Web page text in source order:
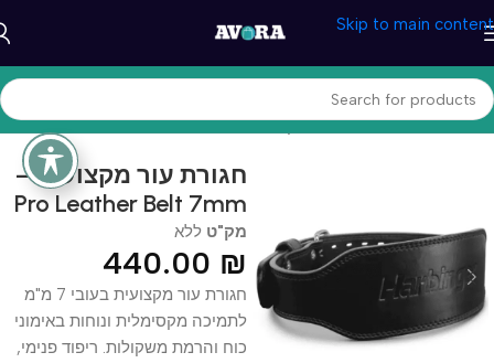
Skip to main content
עמוד הבית/ספורט וכושר/משקולות ואביזרים
חגורת עור מקצועית –
Pro Leather Belt 7mm
מק"ט ללא
440.00 ₪
חגורת עור מקצועית בעובי 7 מ"מ
לתמיכה מקסימלית ונוחות באימוני
כוח והרמת משקולות. ריפוד פנימי,